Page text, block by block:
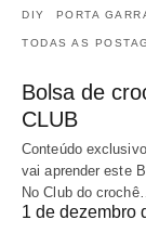
DIY PORTA
TODAS AS
Bolsa de
CLUB
Conteúdo
vai aprender este
No Club do
1 de dezembro